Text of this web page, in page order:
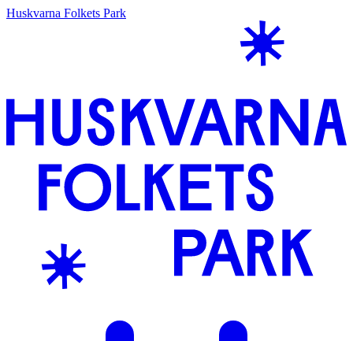
Huskvarna Folkets Park